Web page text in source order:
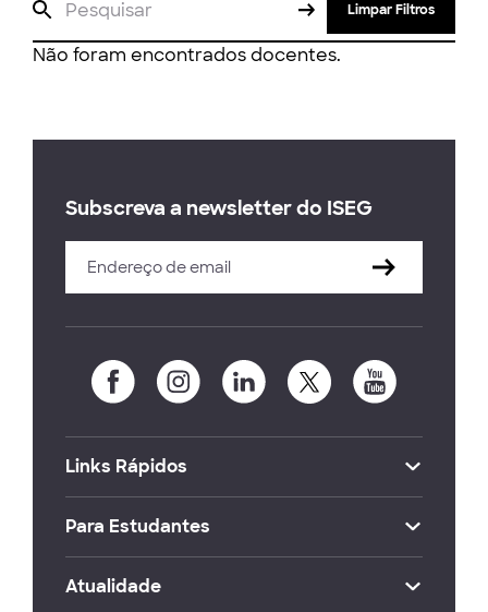
Limpar Filtros
Não foram encontrados docentes.
Subscreva a newsletter do ISEG
Links Rápidos
Para Estudantes
Atualidade